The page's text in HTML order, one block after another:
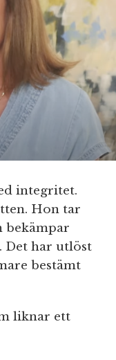
integritet.
Hon tar
bekämpar
Det har utlöst
bestämt
liknar ett